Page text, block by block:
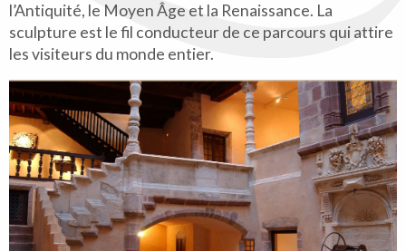
l’Antiquité, le Moyen Âge et la Renaissance. La
sculpture est le fil conducteur de ce parcours qui attire
les visiteurs du monde entier.